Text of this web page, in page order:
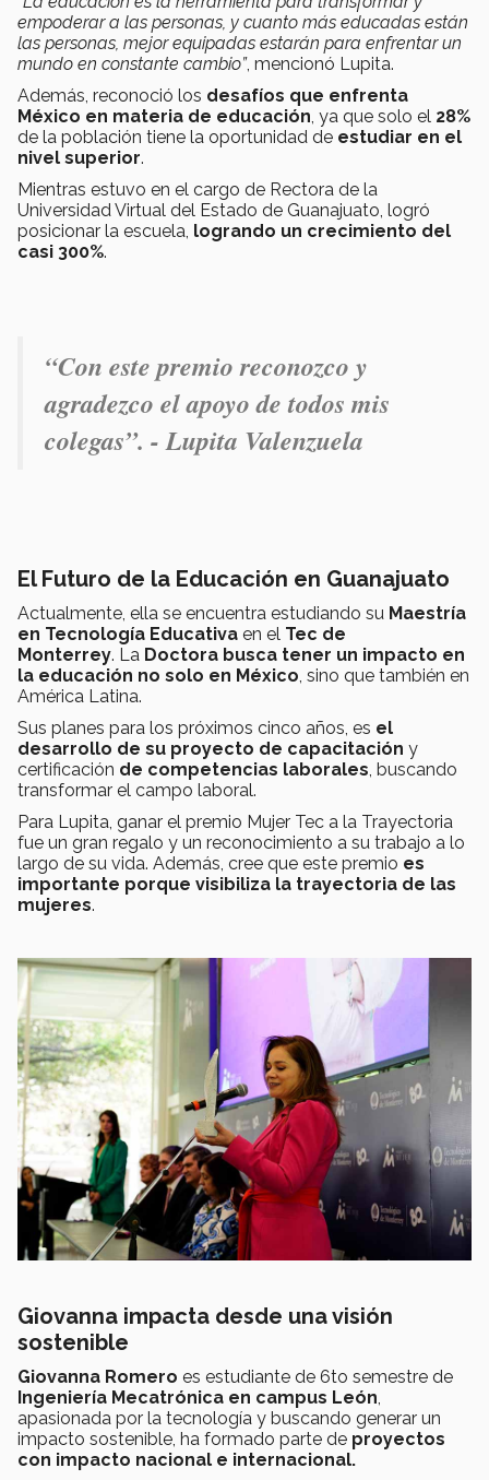
empoderar a las personas, y cuanto más educadas están
las personas, mejor equipadas estarán para enfrentar un
mundo en constante cambio”, mencionó Lupita.
Además, reconoció los desafíos que enfrenta
México en materia de educación, ya que solo el 28%
de la población tiene la oportunidad de estudiar en el
nivel superior.
Mientras estuvo en el cargo de Rectora de la
Universidad Virtual del Estado de Guanajuato, logró
posicionar la escuela, logrando un crecimiento del
casi 300%.
“Con este premio reconozco y
agradezco el apoyo de todos mis
colegas”. - Lupita Valenzuela
El Futuro de la Educación en Guanajuato
Actualmente, ella se encuentra estudiando su Maestría
en Tecnología Educativa en el Tec de
Monterrey. La Doctora busca tener un impacto en
la educación no solo en México, sino que también en
América Latina.
Sus planes para los próximos cinco años, es el
desarrollo de su proyecto de capacitación y
certificación de competencias laborales, buscando
transformar el campo laboral.
Para Lupita, ganar el premio Mujer Tec a la Trayectoria
fue un gran regalo y un reconocimiento a su trabajo a lo
largo de su vida. Además, cree que este premio es
importante porque visibiliza la trayectoria de las
mujeres.
Giovanna impacta desde una visión
sostenible
Giovanna Romero es estudiante de 6to semestre de
Ingeniería Mecatrónica en campus León,
apasionada por la tecnología y buscando generar un
impacto sostenible, ha formado parte de proyectos
con impacto nacional e internacional.